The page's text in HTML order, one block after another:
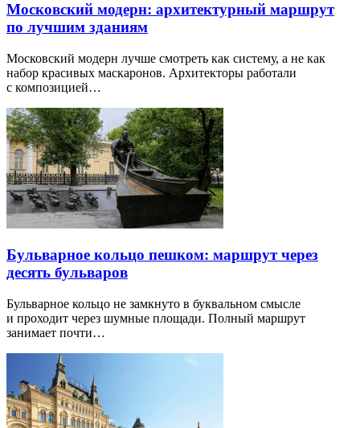
Московский модерн: архитектурный маршрут
по лучшим зданиям
Московский модерн лучше смотреть как систему, а не как
набор красивых маскаронов. Архитекторы работали
с композицией…
Бульварное кольцо пешком: маршрут через
десять бульваров
Бульварное кольцо не замкнуто в буквальном смысле
и проходит через шумные площади. Полный маршрут
занимает почти…